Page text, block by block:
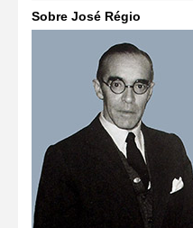
Sobre José Régio